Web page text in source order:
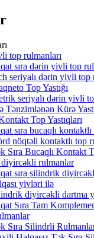
top rulmanları
sıra dərin yivli top
seriyalı dərin yivli top
Top Yastığı
seriyalı dərin yivli
Tənzimlənən Kürə
Top Yastıqları
sıra bucaqlı
nöqtəli kontaktlı top
Sıra Bucaqlı Kontakt
rulmanlar
sıra silindrik
yivləri ilə
diyircəkli dartma
Sıra Tam
Sıra Silindrli